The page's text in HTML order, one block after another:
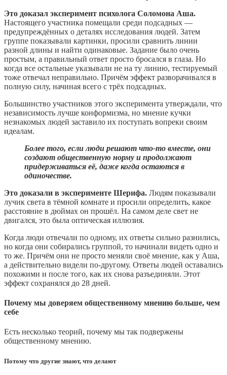
Это доказал эксперимент психолога Соломона Аша.
Настоящего участника помещали среди подсадных —
предупреждённых о деталях исследования людей. Затем
группе показывали картинки, просили сравнить линии
разной длины и найти одинаковые. Задание было очень
простым, а правильный ответ просто бросался в глаза. Но
когда все остальные указывали не на ту линию, тестируемый
тоже отвечал неправильно. Причём эффект разворачивался в
полную силу, начиная всего с трёх подсадных.
Большинство участников этого эксперимента утверждали, что
независимость лучше конформизма, но мнение кучки
незнакомых людей заставило их поступать вопреки своим
идеалам.
Более того, если люди решают что-то вместе, они
создают общественную норму и продолжают
придерживаться её, даже когда остаются в
одиночестве.
Это доказали в эксперименте Шерифа. Людям показывали
лучик света в тёмной комнате и просили определить, какое
расстояние в дюймах он прошёл. На самом деле свет не
двигался, это была оптическая иллюзия.
Когда люди отвечали по одному, их ответы сильно разнились,
но когда они собирались группой, то начинали видеть одно и
то же. Причём они не просто меняли своё мнение, как у Аша,
а действительно видели по-другому. Ответы людей оставались
похожими и после того, как их снова разъединяли. Этот
эффект сохранялся до 28 дней.
Почему мы доверяем общественному мнению больше, чем
себе
Есть несколько теорий, почему мы так подвержены
общественному мнению.
Потому что другие знают, что делают